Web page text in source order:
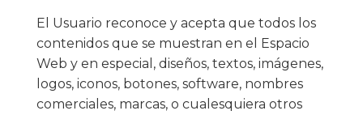
El Usuario reconoce y acepta que todos los
contenidos que se muestran en el Espacio
Web y en especial, diseños, textos, imágenes,
logos, iconos, botones, software, nombres
comerciales, marcas, o cualesquiera otros